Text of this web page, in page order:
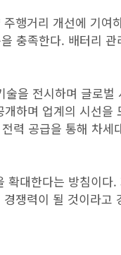
행거리 개선에 기여
충족한다. 배터리
을 전시하며 글로
하며 업계의 시선을
력 공급을 통해 차세
대한다는 방침이다
쟁력이 될 것이라고